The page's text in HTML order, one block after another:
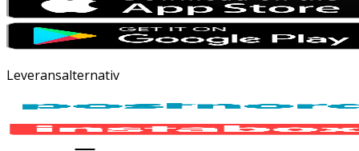
Leveransalternativ